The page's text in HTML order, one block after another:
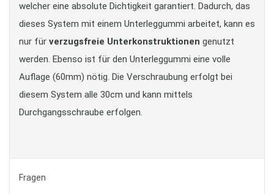
welcher eine absolute Dichtigkeit garantiert. Dadurch, das
dieses System mit einem Unterleggummi arbeitet, kann es
nur für verzugsfreie Unterkonstruktionen genutzt
werden. Ebenso ist für den Unterleggummi eine volle
Auflage (60mm) nötig. Die Verschraubung erfolgt bei
diesem System alle 30cm und kann mittels
Durchgangsschraube erfolgen.
Fragen